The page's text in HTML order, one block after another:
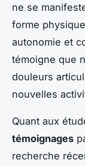
ne se
forme
autonomie et
témoigne que
douleurs
nouvelles
Quant aux
témoignages
recherche